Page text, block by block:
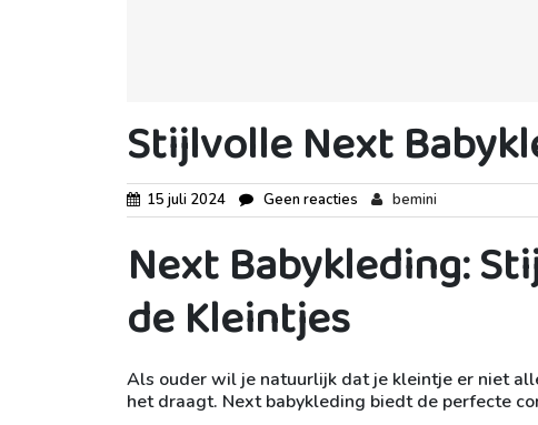
Stijlvolle Next
15 juli 2024 Geen reacties bemini
Next Babykleding:
de Kleintjes
Als ouder wil je natuurlijk dat je kleintje er niet
het draagt. Next babykleding biedt de perfecte